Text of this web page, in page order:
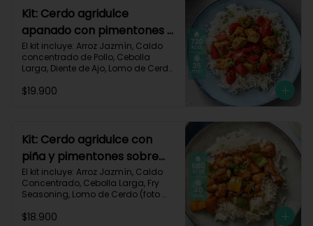
Grasas 45g | Proteínas 40g
Kit: Cerdo agridulce
apanado con pimentones y
arroz jazmín-116
El kit incluye: Arroz Jazmín, Caldo
concentrado de Pollo, Cebolla
Larga, Diente de Ajo, Lomo de Cerdo
Pimentón Rojo, Salsa de Soya,
Carbohidratos 87g | Grasas 21g |
Proteínas 44g
$19.900
Kit: Cerdo agridulce con
piña y pimentones sobre
arroz jazmín-101
El kit incluye: Arroz Jazmín, Caldo
Concentrado, Cebolla Larga, Fry
Seasoning, Lomo de Cerdo (foto
Piña, Salsa de Soya, Vinagre de
$18.900